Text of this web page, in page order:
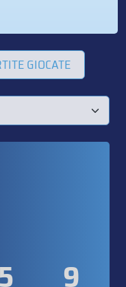
GIOCATE
5 9